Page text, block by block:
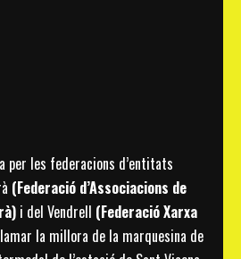
per les federacions d’entitats
(Federació d’Associacions de
i del Vendrell (Federació Xarxa
la millora de la marquesina de